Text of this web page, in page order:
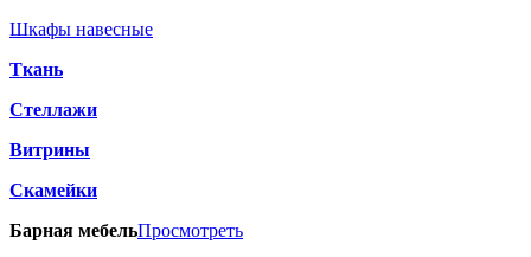
Шкафы навесные
Ткань
Стеллажи
Витрины
Скамейки
Барная мебельПросмотреть